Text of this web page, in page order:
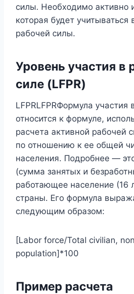
силы. Необходимо активно
которая будет учитываться
рабочей силы.
Уровень участия в
силе (LFPR)
LFPRLFPRФормула участия
относится к формуле,
расчета активной рабочей
по отношению к ее общей
населения. Подробнее —
(сумма занятых и
работающее население (16
страны. Его формула
следующим образом:
[Labor force/Total civilian,
population]*100
Пример расчета